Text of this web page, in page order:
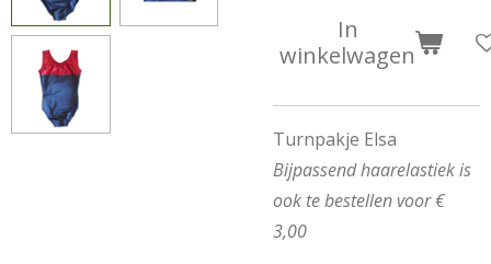
In
winkelwagen
Turnpakje Elsa
Bijpassend haarelastiek is
ook te bestellen voor €
3,00